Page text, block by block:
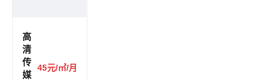
高
清
传
媒
45元/㎡/月